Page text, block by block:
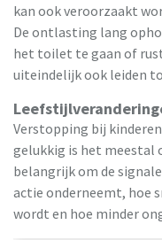
kan ook veroorzaakt
De ontlasting lang
het toilet te gaan of
uiteindelijk ook leiden
Verstopping bij
gelukkig is het meestal
belangrijk om de
actie onderneemt, hoe
wordt en hoe minder